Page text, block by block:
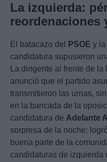
La izquierda:
reordenaciones
El batacazo del PSOE y la
candidatura supusieron
La dirigente al frente de
anunció que el partido
transmitieron las urnas,
en la bancada de la
candidatura de Adelante
sorpresa de la noche:
buena parte de la
candidaturas de izquierda